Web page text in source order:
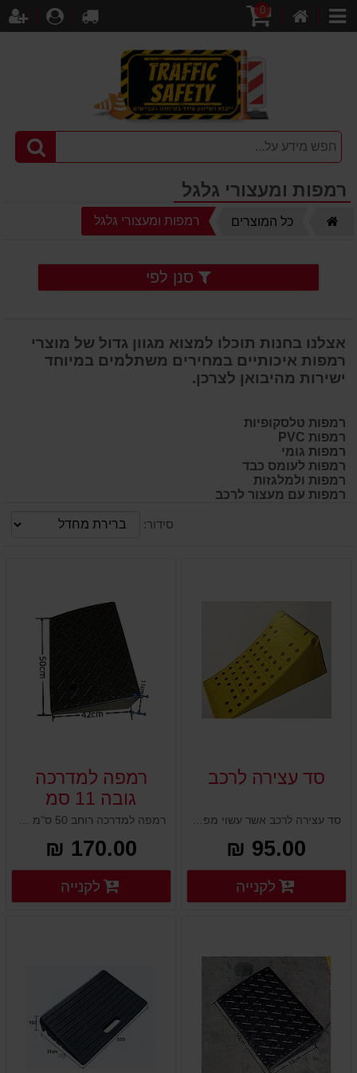
קטגוריות
קניות
0
לקופה
רמפות ומעצורי גלגל
כל המוצרים רמפות ומעצורי גלגל
סנן לפי
אצלנו בחנות תוכלו למצוא מגוון גדול של מוצרי
רמפות איכותיים במחירים משתלמים במיוחד
ישירות מהיבואן לצרכן.
רמפות טלסקופיות
רמפות PVC
רמפות גומי
רמפות לעומס כבד
רמפות ולמלגזות
רמפות עם מעצור לרכב
סידור:
סד עצירה לרכב
95.00 ₪
פרטים נוספים פרטים נוספים לקנייה
רמפה למדרכה
גובה 11 סמ
170.00 ₪
פרטים נוספים
לקנייה